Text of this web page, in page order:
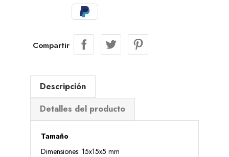
Compartir
Descripción
Detalles del producto
Tamaño
Dimensiones: 15x15x5 mm